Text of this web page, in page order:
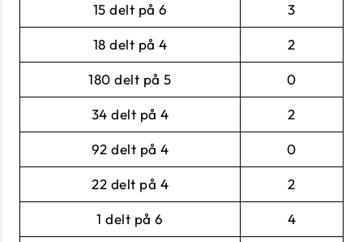
15 delt på 6 3
18 delt på 4 2
180 delt på 5 0
34 delt på 4 2
92 delt på 4 0
22 delt på 4 2
1 delt på 6 4